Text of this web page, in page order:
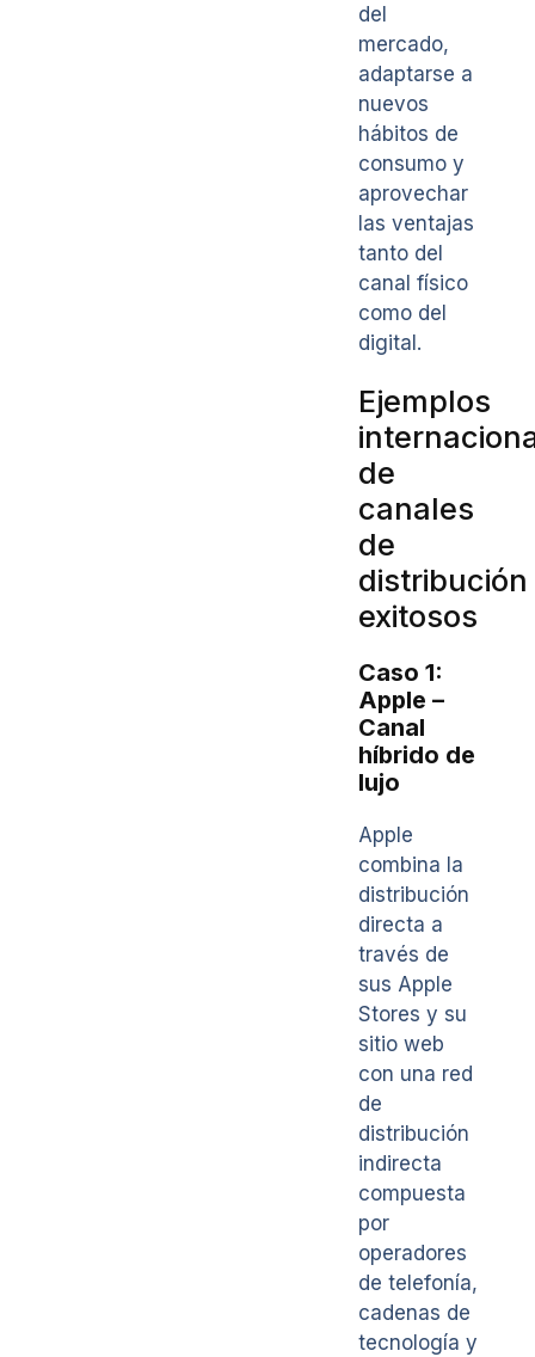
del
mercado,
adaptarse a
nuevos
hábitos de
consumo y
aprovechar
las ventajas
tanto del
canal físico
como del
digital.
Ejemplos
de
canales
de
distribución
exitosos
Caso 1:
Apple –
Canal
híbrido de
lujo
Apple
combina la
distribución
directa a
través de
sus Apple
Stores y su
sitio web
con una red
de
distribución
indirecta
compuesta
por
operadores
de telefonía,
cadenas de
tecnología y